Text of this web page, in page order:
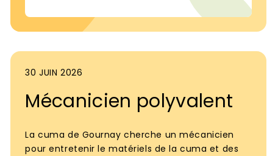
30 JUIN 2026
Mécanicien polyvalent
La cuma de Gournay cherche un mécanicien
pour entretenir le matériels de la cuma et des